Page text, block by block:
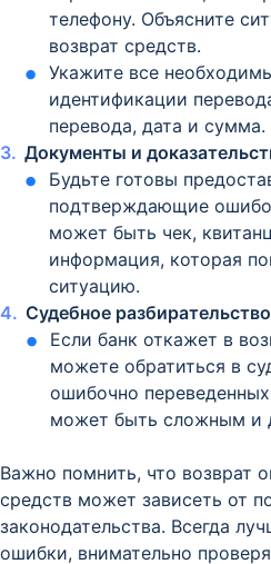
телефону. Объясните
возврат средств.
Укажите все
идентификации
перевода, дата и сумма.
Документы и
Будьте готовы
подтверждающие
может быть чек,
информация, которая
ситуацию.
Судебное
Если банк откажет в
можете обратиться в
ошибочно
может быть сложным и
Важно помнить, что возврат
средств может зависеть от
законодательства. Всегда
ошибки, внимательно